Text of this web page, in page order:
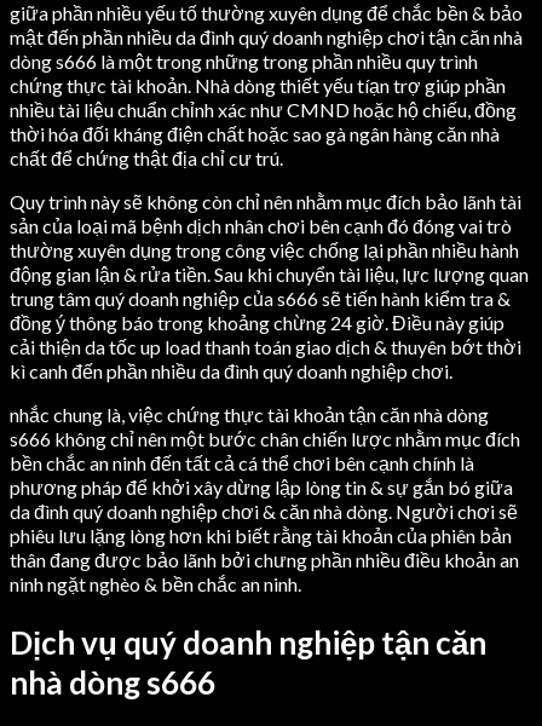
giữa phần nhiều yếu tố thường xuyên dụng để chắc bền & bảo
mật đến phần nhiều da đình quý doanh nghiệp chơi tận căn nhà
dòng s666 là một trong những trong phần nhiều quy trình
chứng thực tài khoản. Nhà dòng thiết yếu tíạn trợ giúp phần
nhiều tài liệu chuẩn chỉnh xác như CMND hoặc hộ chiếu, đồng
thời hóa đối kháng điện chất hoặc sao gà ngân hàng căn nhà
chất để chứng thật địa chỉ cư trú.
Quy trình này sẽ không còn chỉ nên nhằm mục đích bảo lãnh tài
sản của loại mã bệnh dịch nhân chơi bên cạnh đó đóng vai trò
thường xuyên dụng trong công việc chống lại phần nhiều hành
động gian lận & rửa tiền. Sau khi chuyển tài liệu, lực lượng quan
trung tâm quý doanh nghiệp của s666 sẽ tiến hành kiểm tra &
đồng ý thông báo trong khoảng chừng 24 giờ. Điều này giúp
cải thiện da tốc up load thanh toán giao dịch & thuyên bớt thời
kì canh đến phần nhiều da đình quý doanh nghiệp chơi.
nhắc chung là, việc chứng thực tài khoản tận căn nhà dòng
s666 không chỉ nên một bước chân chiến lược nhằm mục đích
bền chắc an ninh đến tất cả cá thể chơi bên cạnh chính là
phương pháp để khởi xây dừng lập lòng tin & sự gắn bó giữa
da đình quý doanh nghiệp chơi & căn nhà dòng. Người chơi sẽ
phiêu lưu lặng lòng hơn khi biết rằng tài khoản của phiên bản
thân đang được bảo lãnh bởi chưng phần nhiều điều khoản an
ninh ngặt nghèo & bền chắc an ninh.
Dịch vụ quý doanh nghiệp tận căn
nhà dòng s666